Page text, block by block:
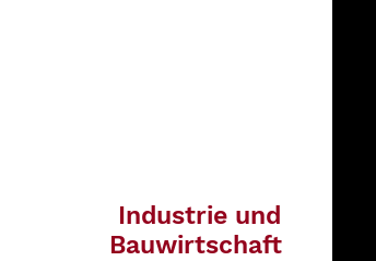
Industrie und
Bauwirtschaft